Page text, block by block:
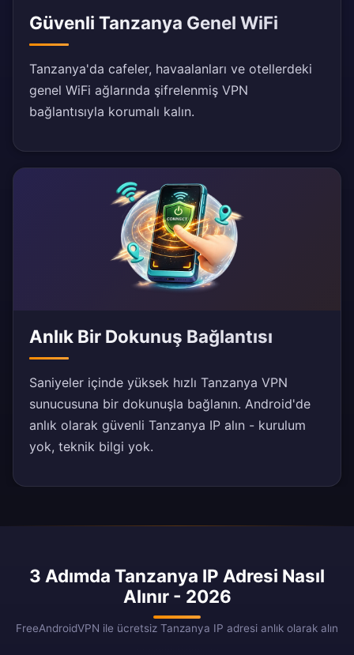
Güvenli Tanzanya Genel WiFi
Tanzanya'da cafeler, havaalanları ve otellerdeki
genel WiFi ağlarında şifrelenmiş VPN
bağlantısıyla korumalı kalın.
Anlık Bir Dokunuş Bağlantısı
Saniyeler içinde yüksek hızlı Tanzanya VPN
sunucusuna bir dokunuşla bağlanın. Android'de
anlık olarak güvenli Tanzanya IP alın - kurulum
yok, teknik bilgi yok.
3 Adımda Tanzanya IP Adresi Nasıl
Alınır - 2026
FreeAndroidVPN ile ücretsiz Tanzanya IP adresi anlık olarak alın